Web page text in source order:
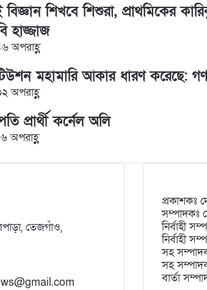
a
i
l
শিখবে শিশুরা, প্রাথমিকের
হাজ্জাজ
অপরাহ্ণ
মহামারি আকার ধারণ করেছে:
অপরাহ্ণ
প্রার্থী কর্নেল অলি
অপরাহ্ণ
তেজগাঁও,
প্রকাশকঃ
সম্পাদকঃ
নির্বাহী
নির্বাহী
সহ
সহ
বার্তা